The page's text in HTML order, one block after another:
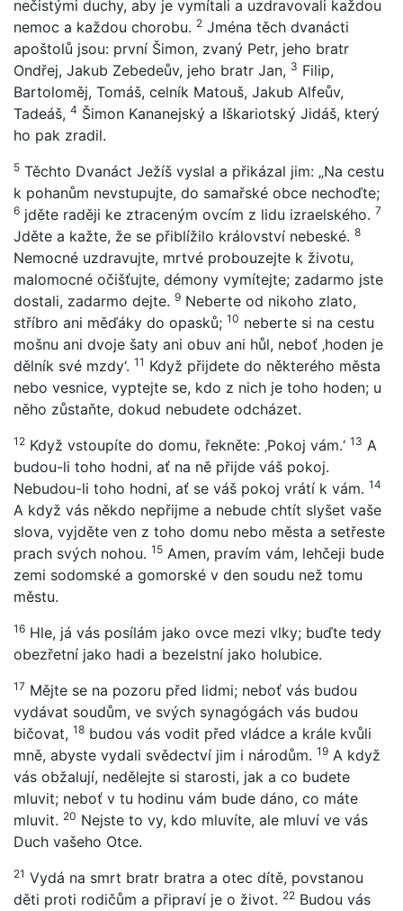
nečistými duchy, aby je vymítali a uzdravovali každou
nemoc a každou chorobu. 2 Jména těch dvanácti
apoštolů jsou: první Šimon, zvaný Petr, jeho bratr
Ondřej, Jakub Zebedeův, jeho bratr Jan, 3 Filip,
Bartoloměj, Tomáš, celník Matouš, Jakub Alfeův,
Tadeáš, 4 Šimon Kananejský a Iškariotský Jidáš, který
ho pak zradil.
5 Těchto Dvanáct Ježíš vyslal a přikázal jim: „Na cestu
k pohanům nevstupujte, do samařské obce nechoďte;
6 jděte raději ke ztraceným ovcím z lidu izraelského. 7
Jděte a kažte, že se přiblížilo království nebeské. 8
Nemocné uzdravujte, mrtvé probouzejte k životu,
malomocné očišťujte, démony vymítejte; zadarmo jste
dostali, zadarmo dejte. 9 Neberte od nikoho zlato,
stříbro ani měďáky do opasků; 10 neberte si na cestu
mošnu ani dvoje šaty ani obuv ani hůl, neboť ‚hoden je
dělník své mzdy‘. 11 Když přijdete do některého města
nebo vesnice, vyptejte se, kdo z nich je toho hoden; u
něho zůstaňte, dokud nebudete odcházet.
12 Když vstoupíte do domu, řekněte: ‚Pokoj vám.‘ 13 A
budou-li toho hodni, ať na ně přijde váš pokoj.
Nebudou-li toho hodni, ať se váš pokoj vrátí k vám. 14
A když vás někdo nepřijme a nebude chtít slyšet vaše
slova, vyjděte ven z toho domu nebo města a setřeste
prach svých nohou. 15 Amen, pravím vám, lehčeji bude
zemi sodomské a gomorské v den soudu než tomu
městu.
16 Hle, já vás posílám jako ovce mezi vlky; buďte tedy
obezřetní jako hadi a bezelstní jako holubice.
17 Mějte se na pozoru před lidmi; neboť vás budou
vydávat soudům, ve svých synagógách vás budou
bičovat, 18 budou vás vodit před vládce a krále kvůli
mně, abyste vydali svědectví jim i národům. 19 A když
vás obžalují, nedělejte si starosti, jak a co budete
mluvit; neboť v tu hodinu vám bude dáno, co máte
mluvit. 20 Nejste to vy, kdo mluvíte, ale mluví ve vás
Duch vašeho Otce.
21 Vydá na smrt bratr bratra a otec dítě, povstanou
děti proti rodičům a připraví je o život. 22 Budou vás